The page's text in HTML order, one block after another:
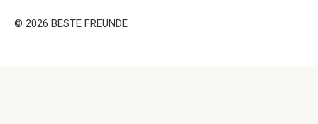
© 2026 BESTE FREUNDE